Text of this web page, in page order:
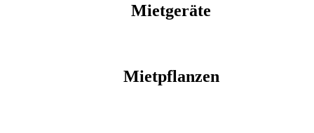
Mietgeräte
Mietpflanzen